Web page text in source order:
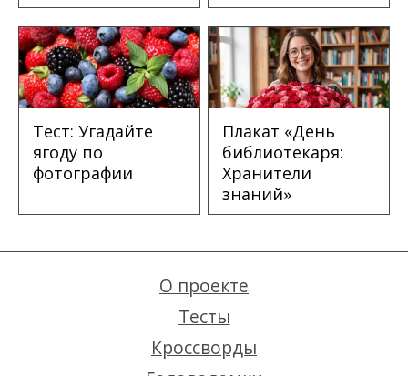
Тест: Угадайте
ягоду по
фотографии
Плакат «День
библиотекаря:
Хранители
знаний»
О проекте
Тесты
Кроссворды